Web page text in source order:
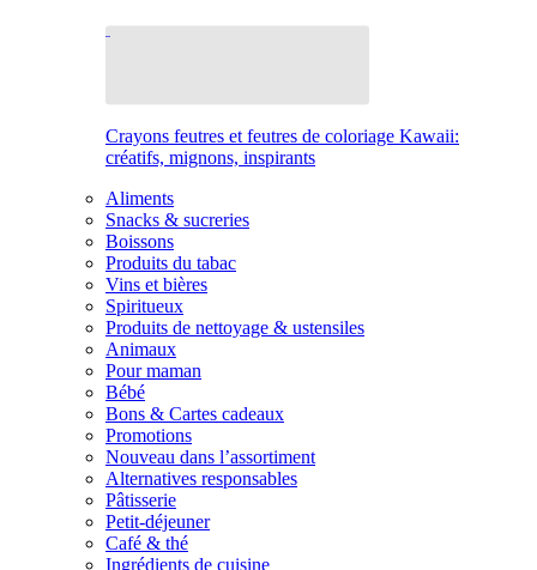
Crayons feutres et feutres de coloriage Kawaii:
créatifs, mignons, inspirants
Aliments
Snacks & sucreries
Boissons
Produits du tabac
Vins et bières
Spiritueux
Produits de nettoyage & ustensiles
Animaux
Pour maman
Bébé
Bons & Cartes cadeaux
Promotions
Nouveau dans l’assortiment
Alternatives responsables
Pâtisserie
Petit-déjeuner
Café & thé
Ingrédients de cuisine